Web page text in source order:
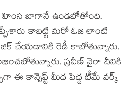
బాగానే ఉండబోతోంది.
కాబట్టి మరో ఓజి లాంటి
చేయడానికి రెడీ కాబోతున్నారు.
ప్రవీణ్ వైరా దీనికి
ఈ కాన్సెప్ట్ మీద పెద్ద టీమే వర్క్